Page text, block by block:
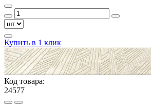
Купить в 1 клик
Код товара:
24577